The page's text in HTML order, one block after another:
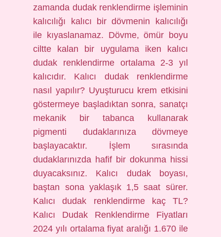
zamanda dudak renklendirme işleminin
kalıcılığı kalıcı bir dövmenin kalıcılığı
ile kıyaslanamaz. Dövme, ömür boyu
ciltte kalan bir uygulama iken kalıcı
dudak renklendirme ortalama 2-3 yıl
kalıcıdır. Kalıcı dudak renklendirme
nasıl yapılır? Uyuşturucu krem ​​etkisini
göstermeye başladıktan sonra, sanatçı
mekanik bir tabanca kullanarak
pigmenti dudaklarınıza dövmeye
başlayacaktır. İşlem sırasında
dudaklarınızda hafif bir dokunma hissi
duyacaksınız. Kalıcı dudak boyası,
baştan sona yaklaşık 1,5 saat sürer.
Kalıcı dudak renklendirme kaç TL?
Kalıcı Dudak Renklendirme Fiyatları
2024 yılı ortalama fiyat aralığı 1.670 ile